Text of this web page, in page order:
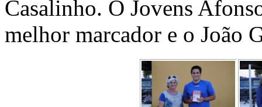
Casalinho. O Jovens
melhor marcador e o João